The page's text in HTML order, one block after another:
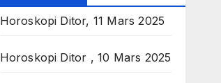
Horoskopi Ditor, 11 Mars 2025
Horoskopi Ditor , 10 Mars 2025